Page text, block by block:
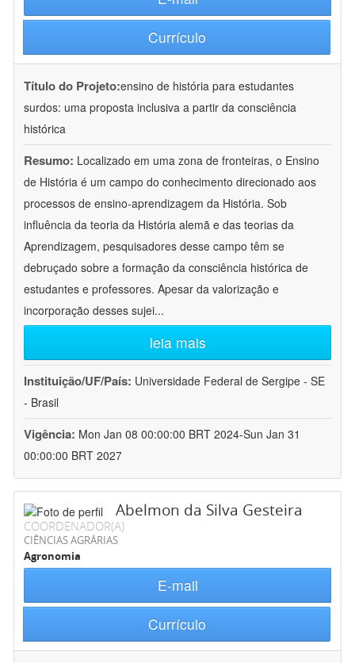
Currículo
Título do Projeto:ensino de história para estudantes
surdos: uma proposta inclusiva a partir da consciência
histórica
Resumo: Localizado em uma zona de fronteiras, o Ensino
de História é um campo do conhecimento direcionado aos
processos de ensino-aprendizagem da História. Sob
influência da teoria da História alemã e das teorias da
Aprendizagem, pesquisadores desse campo têm se
debruçado sobre a formação da consciência histórica de
estudantes e professores. Apesar da valorização e
incorporação desses sujei...
leia mais
Instituição/UF/País: Universidade Federal de Sergipe - SE
- Brasil
Vigência: Mon Jan 08 00:00:00 BRT 2024-Sun Jan 31
00:00:00 BRT 2027
Abelmon da Silva Gesteira
COORDENADOR(A)
CIÊNCIAS AGRÁRIAS
Agronomia
E-mail
Currículo